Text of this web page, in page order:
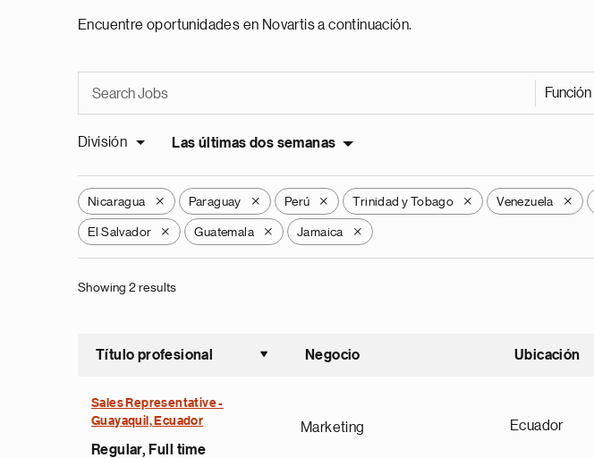
Encuentre oportunidades en Novartis a continuación.
Función
División Las últimas dos semanas
Nicaragua X Paraguay X Perú X Trinidad y Tobago X Venezuela X
El Salvador X Guatemala X Jamaica X
Showing 2 results
Título profesional
Ordenar ascendente
Negocio Ubicación
Sales Representative -
Guayaquil, Ecuador
Regular, Full time
Marketing Ecuador